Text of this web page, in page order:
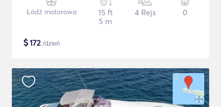
Łódź motorowa
15 ft
5 m
4 Rejs 0
$172/dzień